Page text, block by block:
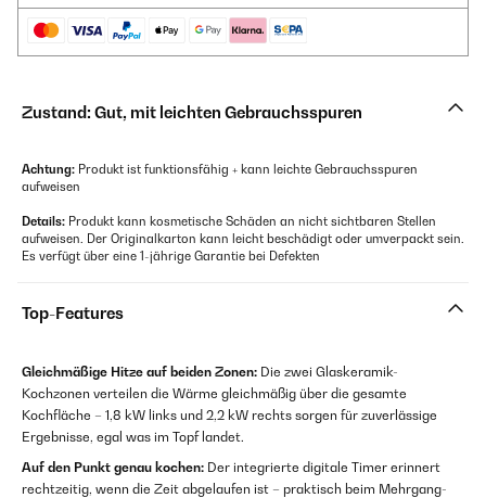
Zustand: Gut, mit leichten Gebrauchsspuren
Achtung: Produkt ist funktionsfähig + kann leichte Gebrauchsspuren
aufweisen
Details: Produkt kann kosmetische Schäden an nicht sichtbaren Stellen
aufweisen. Der Originalkarton kann leicht beschädigt oder umverpackt sein.
Es verfügt über eine 1-jährige Garantie bei Defekten
Top-Features
Gleichmäßige Hitze auf beiden Zonen: Die zwei Glaskeramik-
Kochzonen verteilen die Wärme gleichmäßig über die gesamte
Kochfläche – 1,8 kW links und 2,2 kW rechts sorgen für zuverlässige
Ergebnisse, egal was im Topf landet.
Auf den Punkt genau kochen: Der integrierte digitale Timer erinnert
rechtzeitig, wenn die Zeit abgelaufen ist – praktisch beim Mehrgang-